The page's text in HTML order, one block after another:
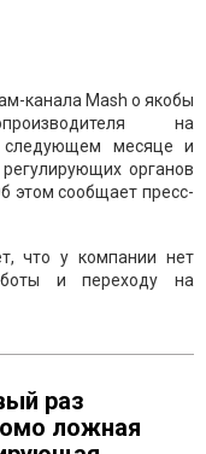
канала Mash о якобы
на
месяце и
органов
этом сообщает пресс-
что у компании нет
и переходу на
раз
ложная